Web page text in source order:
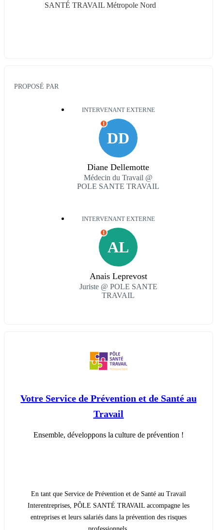
SANTÉ TRAVAIL Métropole Nord
PROPOSÉ PAR
INTERVENANT EXTERNE
DD
I
Diane Dellemotte
Médecin du Travail @
POLE SANTE TRAVAIL
INTERVENANT EXTERNE
AL
I
Anais Leprevost
Juriste @ POLE SANTE
TRAVAIL
Votre Service de Prévention et de Santé au
Travail
Ensemble, développons la culture de prévention !
En tant que Service de Prévention et de Santé au Travail
Interentreprises, PÔLE SANTÉ TRAVAIL accompagne les
entreprises et leurs salariés dans la prévention des risques